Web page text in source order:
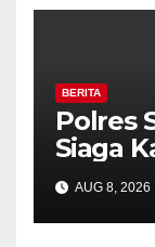
BERITA
Polres
Siaga
AUG 8, 2026